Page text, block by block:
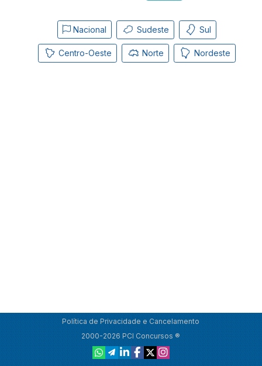
Nacional Sudeste Sul
Centro-Oeste Norte Nordeste
Política de Privacidade e Cancelamento
2000-2026 PCI Concursos ®